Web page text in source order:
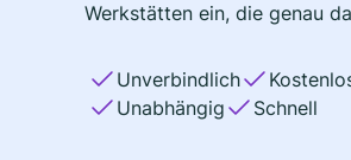
Werkstätten ein, die genau
Unverbindlich
Unabhängig
Schnell